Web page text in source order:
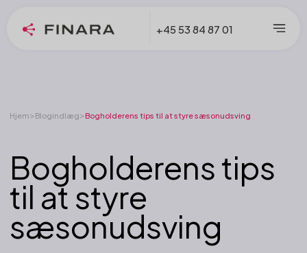
+45 53 84 87 01
Hjem>Blogindlæg>Bogholderens tips til at styre sæsonudsving
Bogholderens tips
til at styre
sæsonudsving